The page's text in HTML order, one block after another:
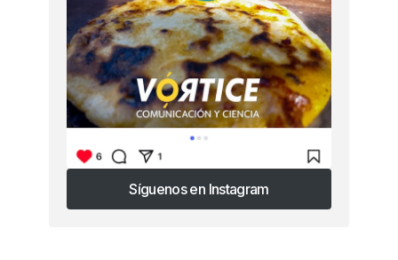
Síguenos en Instagram